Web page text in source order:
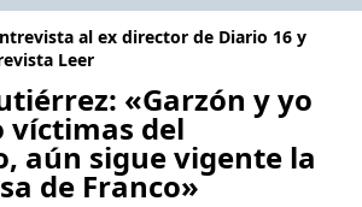
al ex director de Diario 16 y
Leer
«Garzón y yo
víctimas del
aún sigue vigente la
de Franco»